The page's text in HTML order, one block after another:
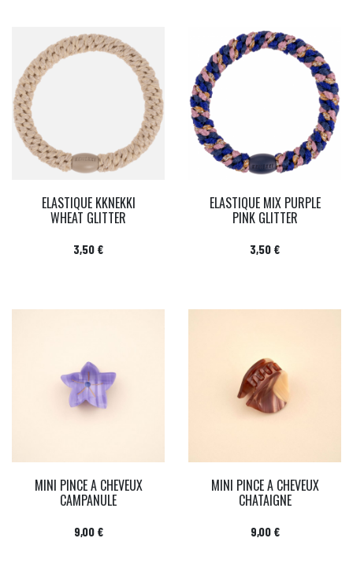
ELASTIQUE KKNEKKI
WHEAT GLITTER
Prix
3,50 €
ELASTIQUE MIX PURPLE
PINK GLITTER
Prix
3,50 €
MINI PINCE A CHEVEUX
CAMPANULE
Prix
9,00 €
MINI PINCE A CHEVEUX
CHATAIGNE
Prix
9,00 €